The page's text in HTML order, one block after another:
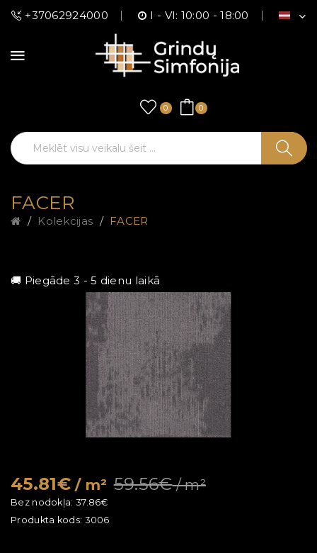
+37062924000 I - VI: 10:00 - 18:00
0 0
FACER
Kolekcijas FACER
🚚 Piegāde 3 - 5 dienu laikā
45.81€/ m² 59.56€/ m²
Bez nodokļa: 37.86€
Produkta kods: 3006